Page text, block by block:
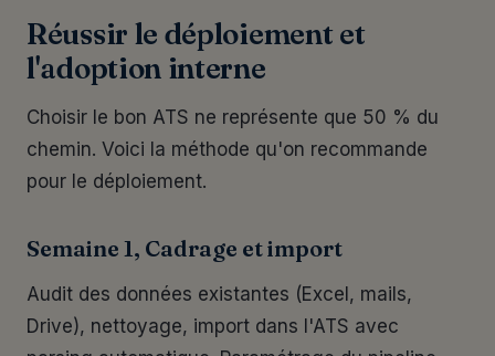
Réussir le déploiement et
l'adoption interne
Choisir le bon ATS ne représente que 50 % du
chemin. Voici la méthode qu'on recommande
pour le déploiement.
Semaine 1, Cadrage et import
Audit des données existantes (Excel, mails,
Drive), nettoyage, import dans l'ATS avec